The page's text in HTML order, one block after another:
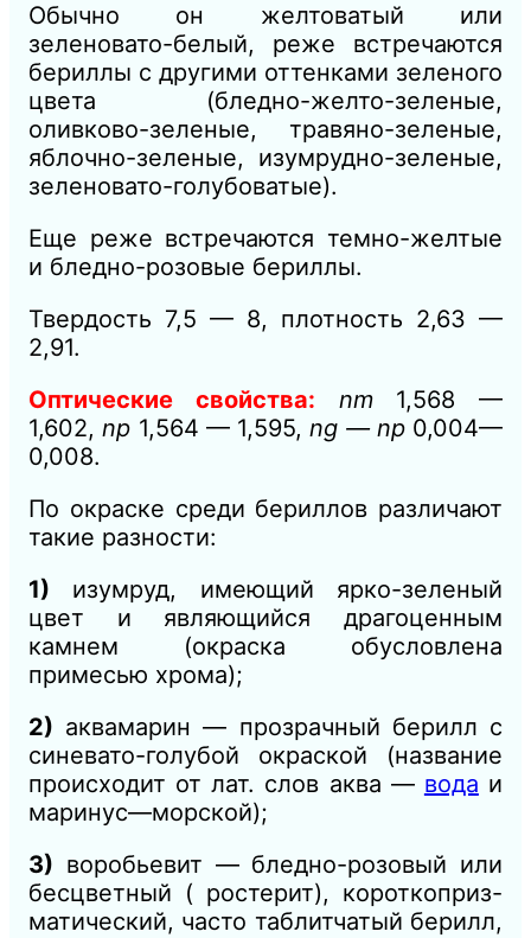
Обычно он желтоватый или
зеленовато-белый, реже встречаются
бериллы с другими оттенками зеленого
цвета (бледно-желто-зеленые,
оливково-зеленые, травяно-зеленые,
яблочно-зеленые, изумрудно-зеленые,
зеленовато-голубоватые).
Еще реже встречаются темно-желтые
и бледно-розовые бериллы.
Твердость 7,5 — 8, плотность 2,63 —
2,91.
Оптические свойства:
nm1,568 —
1,602,nр 1,564 — 1,595,ng — nр0,004—
0,008.
По окраске среди бериллов различают
такие разности:
1) изумруд, имеющий ярко-зеленый
цвет и являющийся драгоценным
камнем (окраска обусловлена
примесью хрома);
2) аквамарин — прозрачный берилл с
синевато-голубой окраской (название
происходит от лат. слов аква — вода и
маринус—морской);
3) воробьевит — бледно-розовый или
бесцветный ( ростерит), короткоприз-
матический, часто таблитчатый берилл,